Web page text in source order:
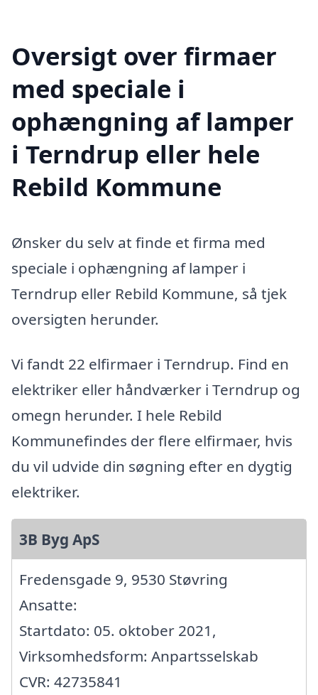
Oversigt over firmaer
med speciale i
ophængning af lamper
i Terndrup eller hele
Rebild Kommune
Ønsker du selv at finde et firma med
speciale i ophængning af lamper i
Terndrup eller Rebild Kommune, så tjek
oversigten herunder.
Vi fandt 22 elfirmaer i Terndrup. Find en
elektriker eller håndværker i Terndrup og
omegn herunder. I hele Rebild
Kommunefindes der flere elfirmaer, hvis
du vil udvide din søgning efter en dygtig
elektriker.
3B Byg ApS
Fredensgade 9, 9530 Støvring
Ansatte:
Startdato: 05. oktober 2021,
Virksomhedsform: Anpartsselskab
CVR: 42735841